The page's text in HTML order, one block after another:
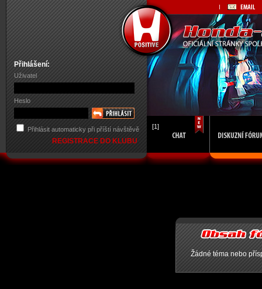
Přihlášení:
Uživatel
Heslo
Přihlásit automaticky při příští návštěvě
REGISTRACE DO KLUBU
[1]
Žádné téma nebo